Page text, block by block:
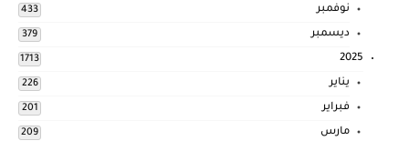
نوفمبر 433
ديسمبر 379
2025
1713
يناير 226
فبراير 201
مارس 209